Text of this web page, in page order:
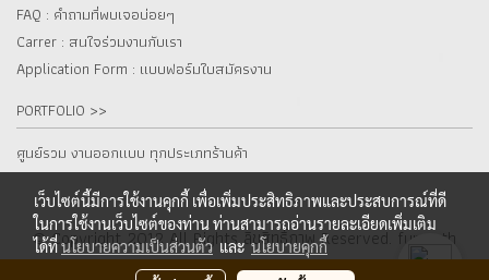
FAQ : คำถามที่พบเจอบ่อยๆ
Carrer : สนใจร่วมงานกับเรา
Application Form : แบบฟอร์มใบสมัครงาน
PORTFOLIO >>
ศูนย์รวม งานออกแบบ ทุกประเภทร้านค้า
© Copyright 2012 All Rights ลิขสิทธิ์ภาพ Reserved. fur.co.th
เว็บไซต์นี้มีการใช้งานคุกกี้ เพื่อเพิ่มประสิทธิภาพและประสบการณ์ที่ดี
ในการใช้งานเว็บไซต์ของท่าน ท่านสามารถอ่านรายละเอียดเพิ่มเติม
ได้ที่นโยบายความเป็นส่วนตัวและนโยบายคุกกี้